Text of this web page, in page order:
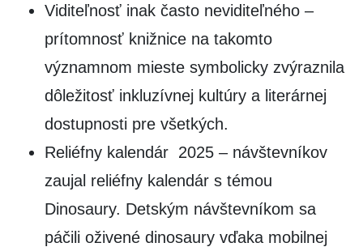
Viditeľnosť inak často neviditeľného –
prítomnosť knižnice na takomto
významnom mieste symbolicky zvýraznila
dôležitosť inkluzívnej kultúry a literárnej
dostupnosti pre všetkých.
Reliéfny kalendár 2025 – návštevníkov
zaujal reliéfny kalendár s témou
Dinosaury. Detským návštevníkom sa
páčili oživené dinosaury vďaka mobilnej